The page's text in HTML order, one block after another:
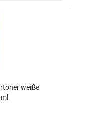
weiße